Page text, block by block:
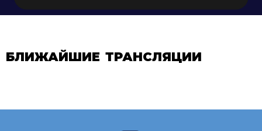
БЛИЖАЙШИЕ ТРАНСЛЯЦИИ